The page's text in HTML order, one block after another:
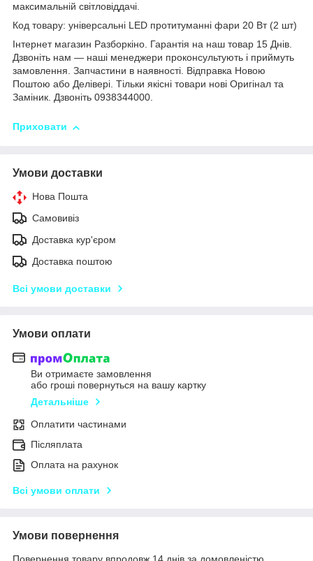
максимальній світловіддачі.
Код товару: універсальні LED протитуманні фари 20 Вт (2 шт)
Інтернет магазин Разборкіно. Гарантія на наш товар 15 Днів.
Дзвоніть нам — наші менеджери проконсультують і приймуть
замовлення. Запчастини в наявності. Відправка Новою
Поштою або Делівері. Тільки якісні товари нові Оригінал та
Заміник. Дзвоніть 0938344000.
Приховати
Умови доставки
Нова Пошта
Самовивіз
Доставка кур'єром
Доставка поштою
Всі умови доставки
Умови оплати
Ви отримаєте замовлення
або гроші повернуться на вашу картку
Детальніше
Оплатити частинами
Післяплата
Оплата на рахунок
Всі умови оплати
Умови повернення